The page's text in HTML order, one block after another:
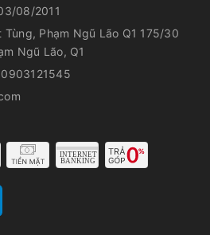
08/2011
Phạm Ngũ Lão Q1 175/30
Ngũ Lão, Q1